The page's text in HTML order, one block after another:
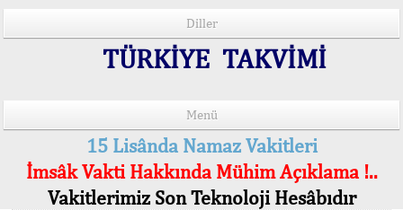
Diller
TÜRKİYE TAKVİMİ
Menü
15 Lisânda Namaz Vakitleri
İmsâk Vakti Hakkında Mühim Açıklama !..
Vakitlerimiz Son Teknoloji Hesâbıdır